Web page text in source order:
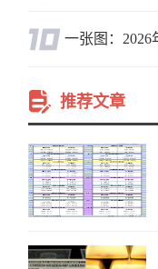
推荐文章